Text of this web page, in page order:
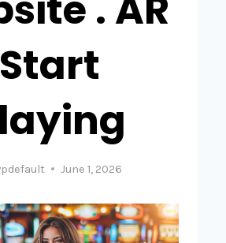
Start
June 1, 2026